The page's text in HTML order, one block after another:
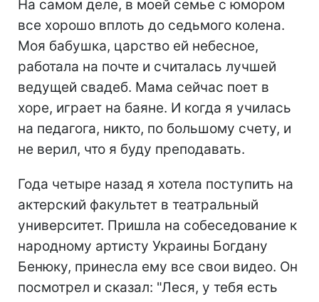
На самом деле, в моей семье с юмором
все хорошо вплоть до седьмого колена.
Моя бабушка, царство ей небесное,
работала на почте и считалась лучшей
ведущей свадеб. Мама сейчас поет в
хоре, играет на баяне. И когда я училась
на педагога, никто, по большому счету, и
не верил, что я буду преподавать.
Года четыре назад я хотела поступить на
актерский факультет в театральный
университет. Пришла на собеседование к
народному артисту Украины Богдану
Бенюку, принесла ему все свои видео. Он
посмотрел и сказал: "Леся, у тебя есть